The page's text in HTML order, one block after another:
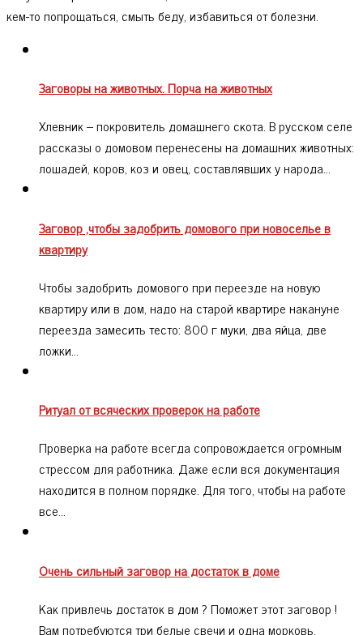
кем-то попрощаться, смыть беду, избавиться от болезни.
Заговоры на животных. Порча на животных
Хлевник – покровитель домашнего скота. В русском селе
рассказы о домовом перенесены на домашних животных:
лошадей, коров, коз и овец, составлявших у народа…
Заговор ,чтобы задобрить домового при новоселье в
квартиру
Чтобы задобрить домового при переезде на новую
квартиру или в дом, надо на старой квартире накануне
переезда замесить тесто: 800 г муки, два яйца, две
ложки…
Ритуал от всяческих проверок на работе
Проверка на работе всегда сопровождается огромным
стрессом для работника. Даже если вся документация
находится в полном порядке. Для того, чтобы на работе
все…
Очень сильный заговор на достаток в доме
Как привлечь достаток в дом ? Поможет этот заговор !
Вам потребуются три белые свечи и одна морковь,